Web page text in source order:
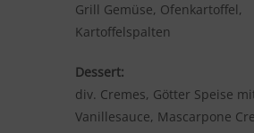
Grill Gemüse, Ofenkartoffel,
Kartoffelspalten
Dessert:
div. Cremes, Götter Speise
Vanillesauce, Mascarpone